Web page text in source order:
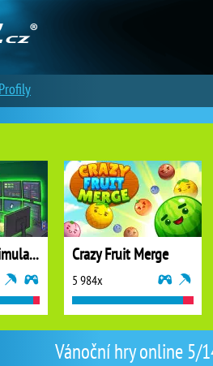
Vánoční hry online 5/
Idle Vlogger Simulator Crazy Fruit Merge
5 984x
Profily